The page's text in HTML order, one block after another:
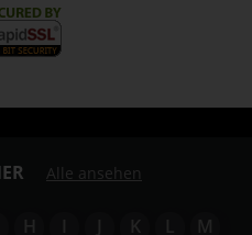
Alle ansehen
H I J K L M